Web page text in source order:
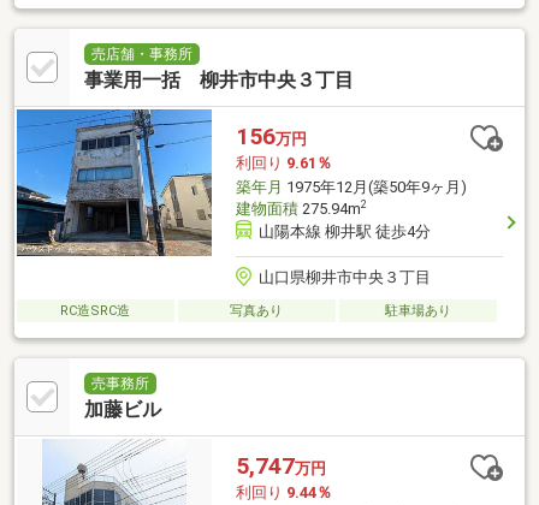
売店舗・事務所
事業用一括 柳井市中央３丁目
156万円
利回り 9.61％
築年月 1975年12月(築50年9ヶ月)
建物面積275.94m2
山陽本線 柳井駅 徒歩4分
山口県柳井市中央３丁目
RC造SRC造 写真あり 駐車場あり
売事務所
加藤ビル
5,747万円
利回り 9.44％